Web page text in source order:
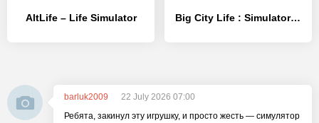
AltLife – Life Simulator Big City Life : Simulator Pro
barluk2009
22 July 2026 07:00
Ребята, закинул эту игрушку, и просто жесть — симулятор